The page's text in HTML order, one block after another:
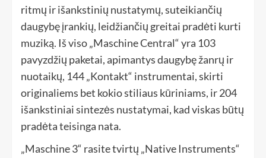
ritmų ir išankstinių nustatymų, suteikiančių
daugybę įrankių, leidžiančių greitai pradėti kurti
muziką. Iš viso „Maschine Central“ yra 103
pavyzdžių paketai, apimantys daugybę žanrų ir
nuotaikų, 144 „Kontakt“ instrumentai, skirti
originaliems bet kokio stiliaus kūriniams, ir 204
išankstiniai sintezės nustatymai, kad viskas būtų
pradėta teisinga nata.
„Maschine 3“ rasite tvirtų „Native Instruments“